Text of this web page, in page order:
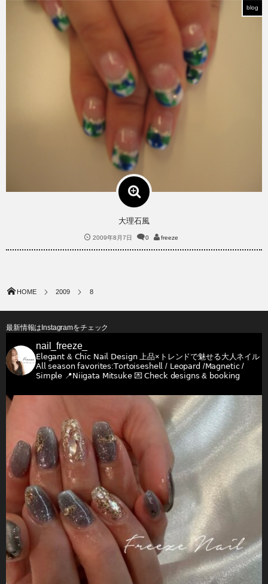
大理石風
2009年8月7日
blog
0 freeze
HOME 2009 8
最新情報はInstagramをチェック
nail_freeze_
𝖤𝗅𝖾𝗀𝖺𝗇𝗍 & 𝖢𝗁𝗂𝖼 𝖭𝖺𝗂𝗅 𝖣𝖾𝗌𝗂𝗀𝗇上品×トレンドで魅せる大人ネイル
𝖠𝗅𝗅 𝗌𝖾𝖺𝗌𝗈𝗇 𝖿𝖺𝗏𝗈𝗋𝗂𝗍𝖾𝗌:𝖳𝗈𝗋𝗍𝗈𝗂𝗌𝖾𝗌𝗁𝖾𝗅𝗅 / 𝖫𝖾𝗈𝗉𝖺𝗋𝖽 /𝖬𝖺𝗀𝗇𝖾𝗍𝗂𝖼 /
𝖲𝗂𝗆𝗉𝗅𝖾 📍𝖭𝗂𝗂𝗀𝖺𝗍𝖺 𝖬𝗂𝗍𝗌𝗎𝗄𝖾💌 𝖢𝗁𝖾𝖼𝗄 𝖽𝖾𝗌𝗂𝗀𝗇𝗌 & 𝖻𝗈𝗈𝗄𝗂𝗇𝗀